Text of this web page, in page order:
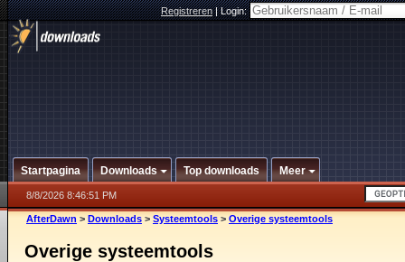
Registreren|Login:
Startpagina Downloads Top downloads Meer
8/8/2026 8:46:51 PM
AfterDawn > Downloads > Systeemtools > Overige systeemtools
Overige systeemtools